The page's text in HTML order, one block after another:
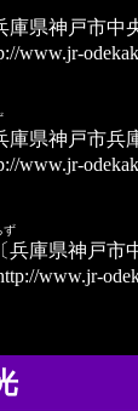
庫県神戸市中
www.jr-
庫県神戸市兵
www.jr-
ず
〔兵庫県神戸市
www.jr-